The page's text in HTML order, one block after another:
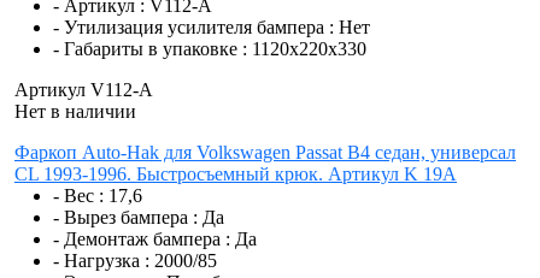
- Артикул : V112-A
- Утилизация усилителя бампера : Нет
- Габариты в упаковке : 1120x220x330
Артикул V112-A
Нет в наличии
Фаркоп Auto-Hak для Volkswagen Passat B4 седан, универсал
CL 1993-1996. Быстросъемный крюк. Артикул K 19A
- Вес : 17,6
- Вырез бампера : Да
- Демонтаж бампера : Да
- Нагрузка : 2000/85